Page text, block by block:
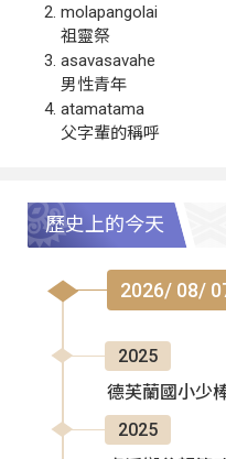
molapangolai
祖靈祭
asavasavahe
男性青年
atamatama
父字輩的稱呼
歷史上的今天
2026/ 08/
2025
德芙蘭國小少
2025